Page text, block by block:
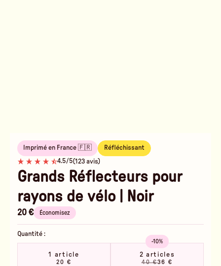
4.5/5(123 avis)
Imprimé en France 🇫🇷 Réfléchissant
Grands Réflecteurs pour
rayons de vélo | Noir
20 € Économisez
Quantité :
1 article
20 €
-10%
2 articles
40 €36 €